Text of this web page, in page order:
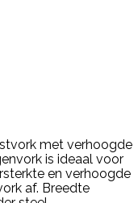
met verhoogde
is ideaal voor
en verhoogde
af. Breedte